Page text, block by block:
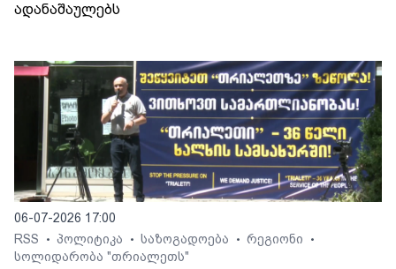
ადანაშაულებს
06-07-2026 17:00
RSS
• პოლიტიკა • საზოგადოება • რეგიონი •
სოლიდარობა "თრიალეთს"